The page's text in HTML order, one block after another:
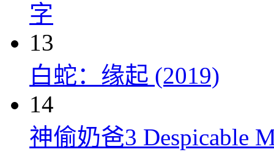
字
13
白蛇：缘起 (2019)
14
神偷奶爸3 Despicable